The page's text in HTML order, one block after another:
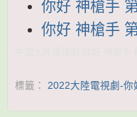
你好 神槍手
你好 神槍手
標籤： 2022大陸電視劇-你